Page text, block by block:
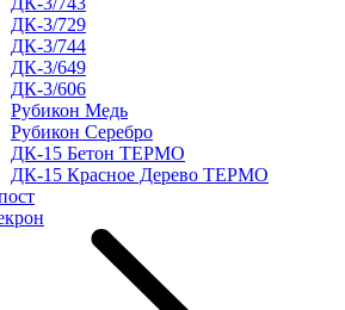
ДК-3/729
ДК-3/744
ДК-3/649
ДК-3/606
Рубикон Медь
Рубикон Серебро
ДК-15 Бетон ТЕРМО
ДК-15 Красное Дерево ТЕРМО